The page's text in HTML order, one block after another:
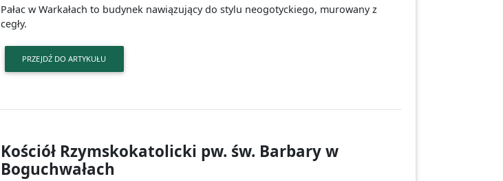
Pałac w Warkałach to budynek nawiązujący do stylu neogotyckiego, murowany z
cegły.
PRZEJDŹ DO ARTYKUŁU
Kościół Rzymskokatolicki pw. św. Barbary w
Boguchwałach